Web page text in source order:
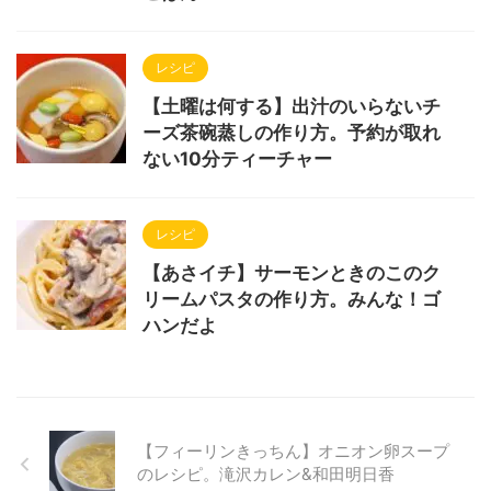
レシピ
【土曜は何する】出汁のいらないチ
ーズ茶碗蒸しの作り方。予約が取れ
ない10分ティーチャー
レシピ
【あさイチ】サーモンときのこのク
リームパスタの作り方。みんな！ゴ
ハンだよ
【フィーリンきっちん】オニオン卵スープ
のレシピ。滝沢カレン&和田明日香